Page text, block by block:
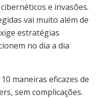
e invasões.
vai muito além de
estratégias
no dia a dia
maneiras eficazes de
sem complicações.